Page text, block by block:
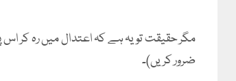
مگر حقیقت تو یہ ہے کہ اعتدال میں رہ کر
ضرور کریں)۔